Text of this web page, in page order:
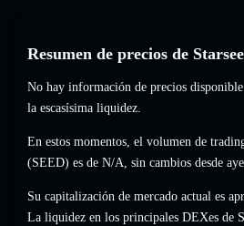
Resumen de precios de
No hay información de precios
la escasísima liquidez.
En estos momentos, el volumen de
(SEED) es de N/A, sin cambios desde
Su capitalización de mercado actual es
La liquidez en los principales DEXes de